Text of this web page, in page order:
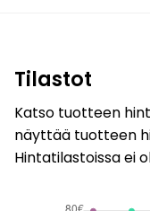
Tilastot
Katso tuotteen
näyttää tuotteen
Hintatilastoissa ei